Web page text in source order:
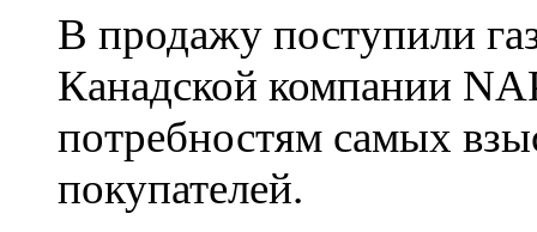
В продажу поступили
Канадской компании
потребностям самых
покупателей.